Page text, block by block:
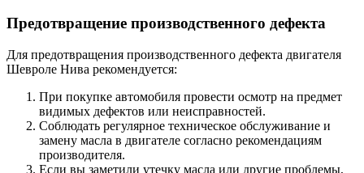
Предотвращение производственного дефекта
Для предотвращения производственного дефекта двигателя
Шевроле Нива рекомендуется:
При покупке автомобиля провести осмотр на предмет
видимых дефектов или неисправностей.
Соблюдать регулярное техническое обслуживание и
замену масла в двигателе согласно рекомендациям
производителя.
Если вы заметили утечку масла или другие проблемы,